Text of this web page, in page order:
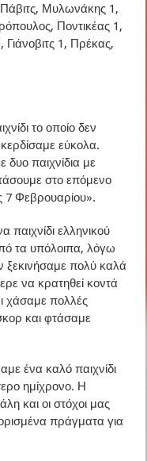
Μυλωνάκης 1,
Ποντικέας 1,
1, Πρέκας,
το οποίο δεν
εύκολα.
δυο παιχνίδια με
στο επόμενο
7 Φεβρουαρίου».
ελληνικού
τα υπόλοιπα, λόγω
ξεκινήσαμε πολύ καλά
να κρατηθεί κοντά
χάσαμε πολλές
και φτάσαμε
ένα καλό παιχνίδι
ημίχρονο. Η
και οι στόχοι μας
πράγματα για